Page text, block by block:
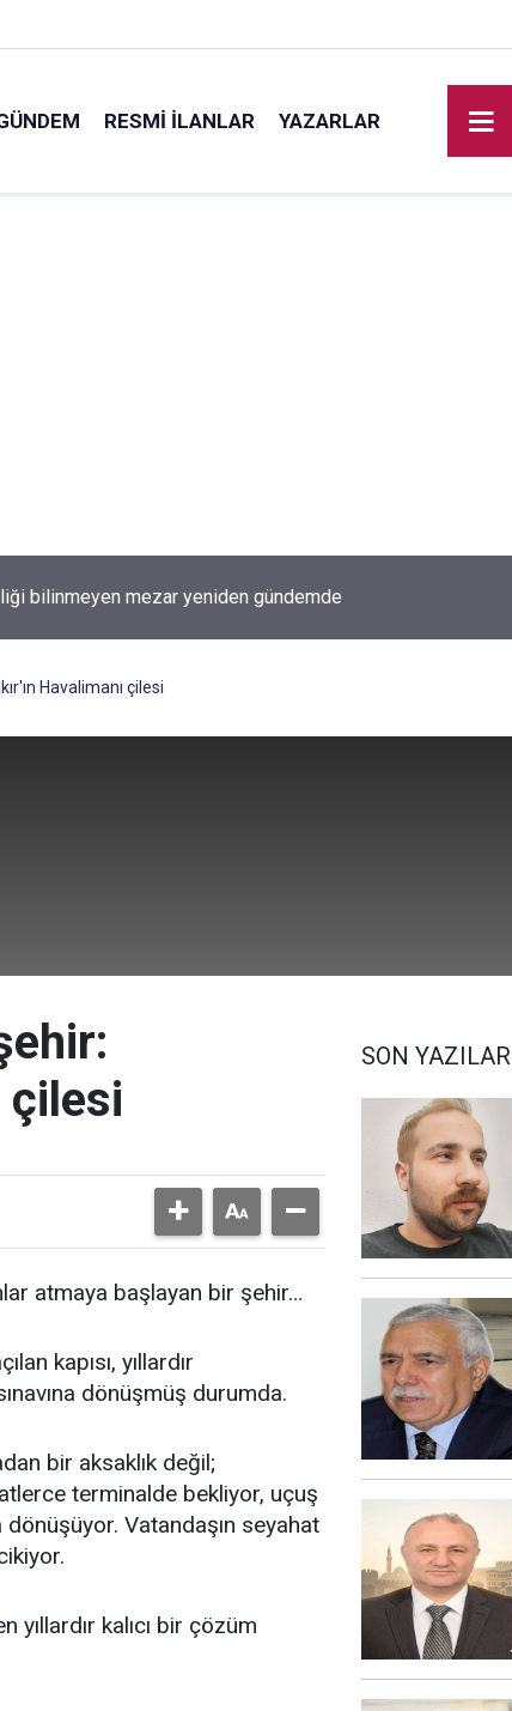
RESMI İLANLAR YAZARLAR
bilinmeyen mezar yeniden gündemde
Havalimanı çilesi
çilesi
atmaya başlayan bir şehir…
kapısı, yıllardır
dönüşmüş durumda.
bir aksaklık değil;
terminalde bekliyor, uçuş
Vatandaşın seyahat
yıllardır kalıcı bir çözüm
SON YAZILAR